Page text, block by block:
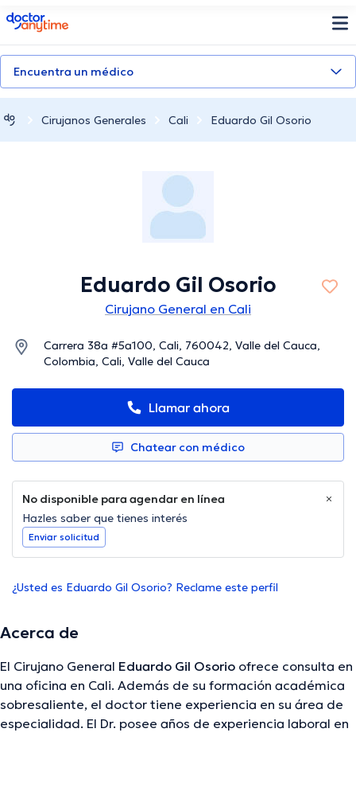
doctoranytime
Encuentra un médico
Cirujanos Generales Cali Eduardo Gil Osorio
Eduardo Gil Osorio
Cirujano General en Cali
Carrera 38a #5a100, Cali, 760042, Valle del Cauca,
Colombia, Cali, Valle del Cauca
Llamar ahora
Chatear con médico
No disponible para agendar en línea
Hazles saber que tienes interés
Enviar solicitud
¿Usted es Eduardo Gil Osorio? Reclame este perfil
Acerca de
El Cirujano General Eduardo Gil Osorio ofrece consulta en
una oficina en Cali. Además de su formación académica
sobresaliente, el doctor tiene experiencia en su área de
especialidad. El Dr. posee años de experiencia laboral en